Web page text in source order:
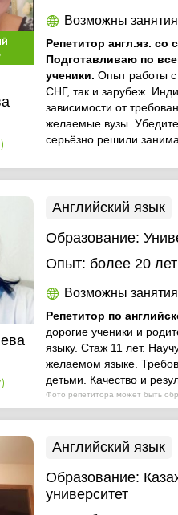
Возможны
Репетитор англ.яз. со
Подготавливаю по
ученики.Опыт работы с
СНГ, так и зарубеж.
зависимости от
желаемые вузы.
серьёзно решили
Фото репетитора может быть
Английский язык
Образование:
Опыт: более 20 лет
Возможны
Репетитор по
дорогие ученики и
языку. Стаж 11 лет.
желаемом языке.
детьми. Качество и
Английский язык
Образование:
университет